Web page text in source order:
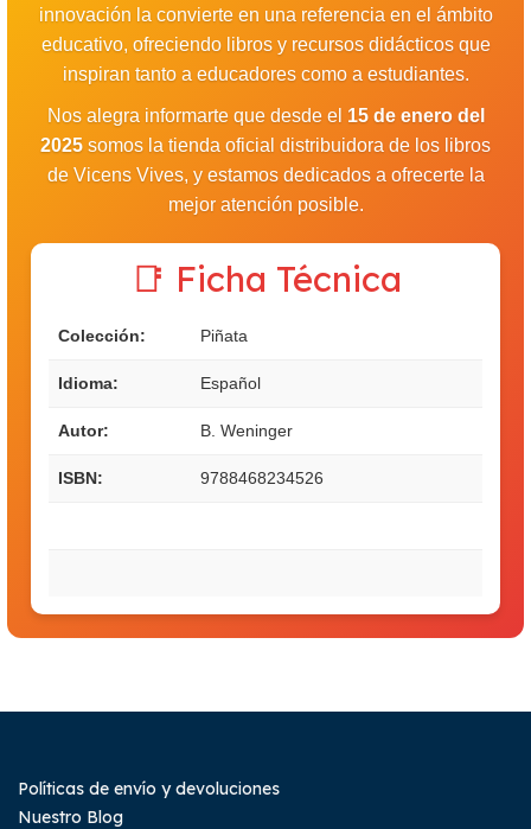
innovación la convierte en una referencia en el ámbito
educativo, ofreciendo libros y recursos didácticos que
inspiran tanto a educadores como a estudiantes.
Nos alegra informarte que desde el 15 de enero del
2025 somos la tienda oficial distribuidora de los libros
de Vicens Vives, y estamos dedicados a ofrecerte la
mejor atención posible.
📑 Ficha Técnica
Colección: Piñata
Idioma: Español
Autor: B. Weninger
ISBN: 9788468234526
Políticas de envío y devoluciones
Nuestro Blog